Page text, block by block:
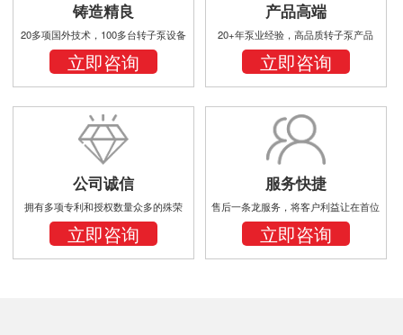
铸造精良
20多项国外技术，100多台转子泵设备
立即咨询
产品高端
20+年泵业经验，高品质转子泵产品
立即咨询
公司诚信
拥有多项专利和授权数量众多的殊荣
立即咨询
服务快捷
售后一条龙服务，将客户利益让在首位
立即咨询